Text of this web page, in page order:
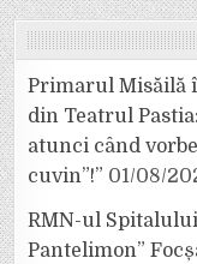
Primarul Misăilă
din Teatrul
atunci când
cuvin”!” 01/08/
RMN-ul
Pantelimon”